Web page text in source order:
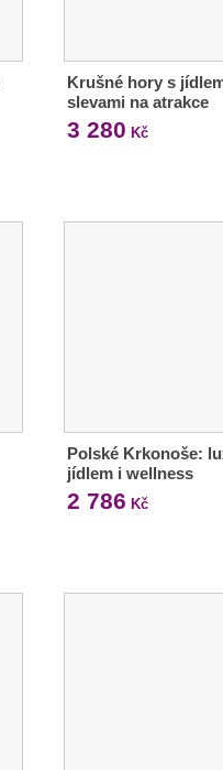
Krušné hory s
slevami na atrakce
3 280 Kč
Polské Krkonoše:
jídlem i wellness
2 786 Kč